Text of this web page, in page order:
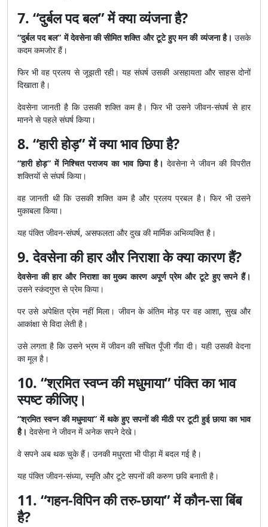
7. “दुर्बल पद बल” में क्या व्यंजना है?
“दुर्बल पद बल” में देवसेना की सीमित शक्ति और टूटे हुए मन की व्यंजना है। उसके
कदम कमजोर हैं।
फिर भी वह प्रलय से जूझती रही। यह संघर्ष उसकी असहायता और साहस दोनों
दिखाता है।
देवसेना जानती है कि उसकी शक्ति कम है। फिर भी उसने जीवन-संघर्ष से हार
मानने से पहले संघर्ष किया।
8. “हारी होड़” में क्या भाव छिपा है?
“हारी होड़” में निश्चित पराजय का भाव छिपा है। देवसेना ने जीवन की विपरीत
शक्तियों से संघर्ष किया।
वह जानती थी कि उसकी शक्ति कम है और प्रलय प्रबल है। फिर भी उसने
मुकाबला किया।
यह पंक्ति जीवन-संघर्ष, असफलता और दुख की मार्मिक अभिव्यक्ति है।
9. देवसेना की हार और निराशा के क्या कारण हैं?
देवसेना की हार और निराशा का मुख्य कारण अपूर्ण प्रेम और टूटे हुए सपने हैं।
उसने स्कंदगुप्त से प्रेम किया।
पर उसे अपेक्षित प्रेम नहीं मिला। जीवन के अंतिम मोड़ पर वह आशा, सुख और
आकांक्षा से विदा लेती है।
उसे लगता है कि उसने भ्रम में जीवन की संचित पूँजी गँवा दी। यही उसकी वेदना
का मूल है।
10. “श्रमित स्वप्न की मधुमाया” पंक्ति का भाव
स्पष्ट कीजिए।
“श्रमित स्वप्न की मधुमाया” में थके हुए सपनों की मीठी पर टूटी हुई छाया का भाव
है। देवसेना ने जीवन में अनेक सपने देखे।
वे सपने अब थक चुके हैं। उनकी मधुरता भी पीड़ा में बदल गई है।
यह पंक्ति जीवन-संध्या, स्मृति और टूटे सपनों की करुण छवि बनाती है।
11. “गहन-विपिन की तरु-छाया” में कौन-सा बिंब
है?